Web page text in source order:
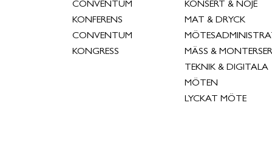
CONVENTUM
KONFERENS
CONVENTUM
KONGRESS
KONSERT & NÖJE
MAT & DRYCK
MÄSS &
TEKNIK & DIGITALA
MÖTEN
LYCKAT MÖTE